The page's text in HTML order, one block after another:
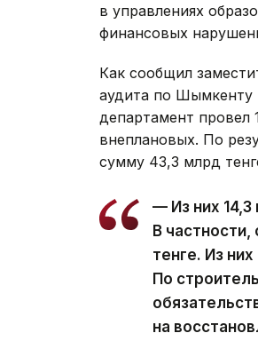
в управлениях
финансовых
Как сообщил
аудита по Шымкенту
департамент
внеплановых. По
сумму 43,3 млрд
— Из них
В
тенге. Из
По
на